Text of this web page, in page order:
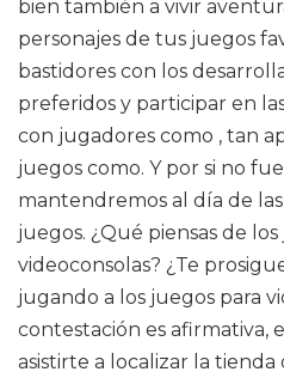
bien también a vivir
personajes de tus juegos
bastidores con los
preferidos y participar en
con jugadores como , tan
juegos como. Y por si no
mantendremos al día de
juegos. ¿Qué piensas de
videoconsolas? ¿Te
jugando a los juegos para
contestación es afirmativa,
asistirte a localizar la tienda